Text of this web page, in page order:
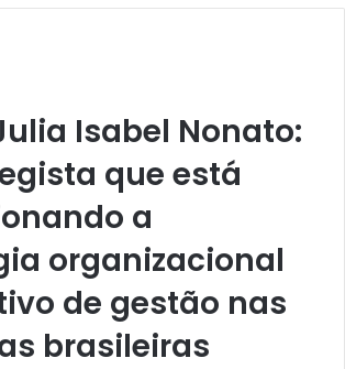
Isabel Nonato:
que está
a
organizacional
de gestão nas
brasileiras